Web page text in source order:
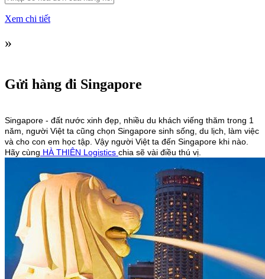
Xem chi tiết
»
Gửi hàng đi Singapore
Singapore - đất nước xinh đẹp, nhiều du khách viếng thăm trong 1
năm, người Việt ta cũng chọn Singapore sinh sống, du lịch, làm việc
và cho con em học tập. Vậy người Việt ta đến Singapore khi nào.
Hãy cùng HÀ THIÊN Logistics chia sẽ vài điều thú vị.